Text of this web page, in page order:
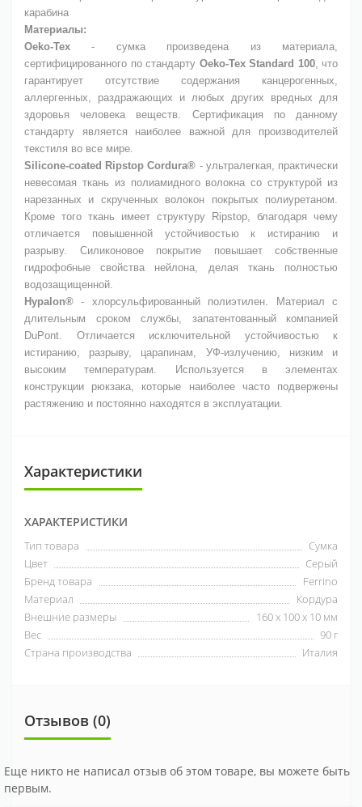
карабина
Материалы:
Oeko-Tex - сумка произведена из материала,
сертифицированного по стандарту Oeko-Tex Standard 100, что
гарантирует отсутствие содержания канцерогенных,
аллергенных, раздражающих и любых других вредных для
здоровья человека веществ. Сертификация по данному
стандарту является наиболее важной для производителей
текстиля во все мире.
Silicone-coated Ripstop Cordura® - ультралегкая, практически
невесомая ткань из полиамидного волокна со структурой из
нарезанных и скрученных волокон покрытых полиуретаном.
Кроме того ткань имеет структуру Ripstop, благодаря чему
отличается повышенной устойчивостью к истиранию и
разрыву. Силиконовое покрытие повышает собственные
гидрофобные свойства нейлона, делая ткань полностью
водозащищенной.
Hypalon® - хлорсульфированный полиэтилен. Материал с
длительным сроком службы, запатентованный компанией
DuPont. Отличается исключительной устойчивостью к
истиранию, разрыву, царапинам, УФ-излучению, низким и
высоким температурам. Используется в элементах
конструкции рюкзака, которые наиболее часто подвержены
растяжению и постоянно находятся в эксплуатации.
Характеристики
ХАРАКТЕРИСТИКИ
Тип товара
Сумка
Цвет
Серый
Бренд товара
Ferrino
Материал
Кордура
Внешние размеры
160 х 100 х 10 мм
Вес
90 г
Страна производства
Италия
Отзывов (0)
Еще никто не написал отзыв об этом товаре, вы можете быть
первым.